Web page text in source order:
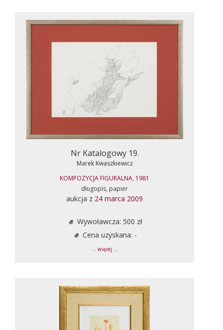
Nr Katalogowy 19.
Marek Kwaszkiewicz
KOMPOZYCJA FIGURALNA, 1981
długopis, papier
aukcja z 24 marca 2009
Wywoławcza: 500 zł
Cena uzyskana: -
... więcej ...